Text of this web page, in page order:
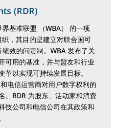
(RDR)
基准联盟 （WBA） 的一项
，其目的是建立对联合国可
效的问责制。WBA 发布了关
可用的基准，并与盟友和行业
以实现可持续发展目标。
电信运营商对用户数字权利的
。RDR 为股东、活动家和消费
技公司和电信公司在其政策和